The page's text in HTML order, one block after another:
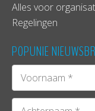
Alles voor
Regelingen
POPUNIE